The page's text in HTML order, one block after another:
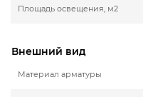
Площадь освещения, м2
Внешний вид
Материал арматуры